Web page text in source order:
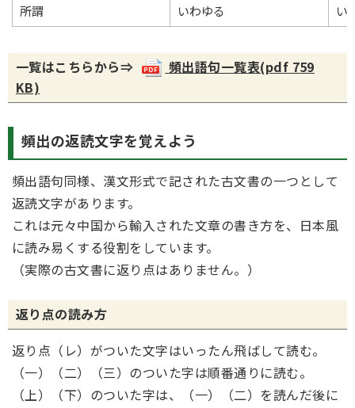
所謂
いわゆる い
一覧はこちらから⇒
頻出語句一覧表(pdf 759
KB)
頻出の返読文字を覚えよう
頻出語句同様、漢文形式で記された古文書の一つとして
返読文字があります。
これは元々中国から輸入された文章の書き方を、日本風
に読み易くする役割をしています。
（実際の古文書に返り点はありません。）
返り点の読み方
返り点（レ）がついた文字はいったん飛ばして読む。
（一）（二）（三）のついた字は順番通りに読む。
（上）（下）のついた字は、（一）（二）を読んだ後に